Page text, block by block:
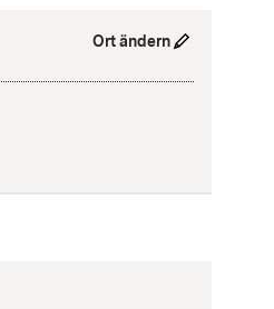
Ort ändern